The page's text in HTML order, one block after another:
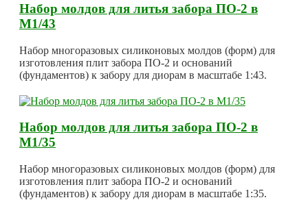
Набор молдов для литья забора ПО-2 в
М1/43
Набор многоразовых силиконовых молдов (форм) для
изготовления плит забора ПО-2 и оснований
(фундаментов) к забору для диорам в масштабе 1:43.
Набор молдов для литья забора ПО-2 в
М1/35
Набор многоразовых силиконовых молдов (форм) для
изготовления плит забора ПО-2 и оснований
(фундаментов) к забору для диорам в масштабе 1:35.